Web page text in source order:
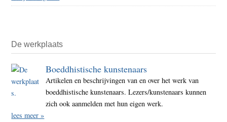
De werkplaats
Boeddhistische kunstenaars
Artikelen en beschrijvingen van en over het werk van
boeddhistische kunstenaars. Lezers/kunstenaars kunnen
zich ook aanmelden met hun eigen werk.
lees meer »